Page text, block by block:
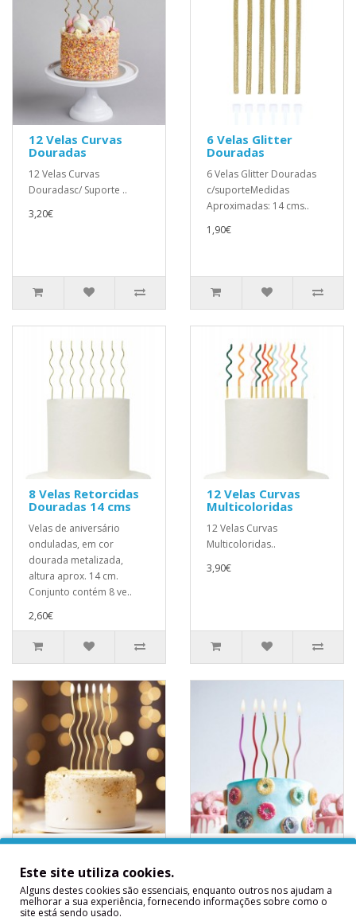
12 Velas Curvas
Douradas
12 Velas Curvas
Douradasc/ Suporte ..
3,20€
6 Velas Glitter
Douradas
6 Velas Glitter Douradas
c/suporteMedidas
Aproximadas: 14 cms..
1,90€
8 Velas Retorcidas
Douradas 14 cms
Velas de aniversário
onduladas, em cor
dourada metalizada,
altura aprox. 14 cm.
Conjunto contém 8 ve..
2,60€
12 Velas Curvas
Multicoloridas
12 Velas Curvas
Multicoloridas..
3,90€
6 Velas Velas
cmsMedidas
Aproximadas: 16 cms..
6 Velas Curvas
Multicoloridas..
Este site utiliza cookies.
Alguns destes cookies são essenciais, enquanto outros nos ajudam a
melhorar a sua experiência, fornecendo informações sobre como o
site está sendo usado.